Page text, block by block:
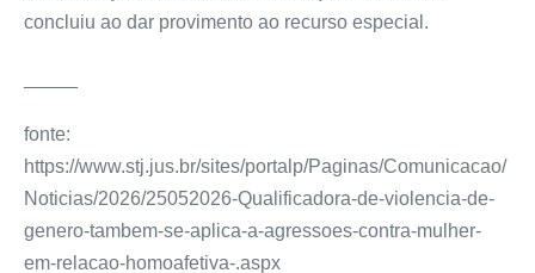
concluiu ao dar provimento ao recurso especial .
fonte:
https://www.stj.jus.br/sites/portalp/Paginas/Comunicacao/
Noticias/2026/25052026-Qualificadora-de-violencia-de-
genero-tambem-se-aplica-a-agressoes-contra-mulher-
em-relacao-homoafetiva-.aspx